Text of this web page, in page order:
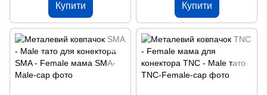
Купити Купити